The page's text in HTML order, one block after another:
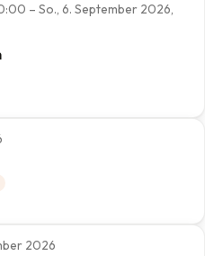
– So., 6. September 2026,
2026